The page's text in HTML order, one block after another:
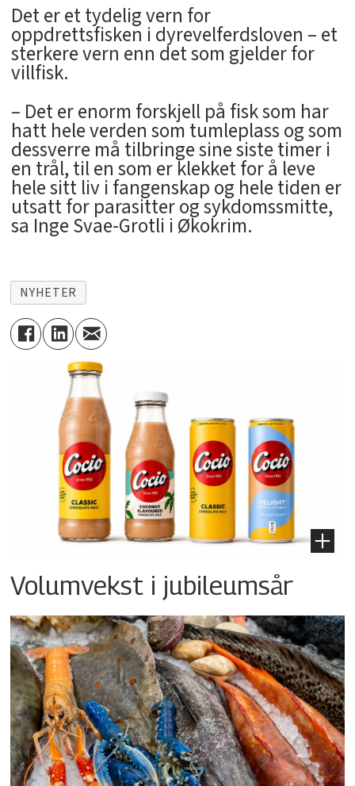
Det er et tydelig vern for
oppdrettsfisken i dyrevelferdsloven – et
sterkere vern enn det som gjelder for
villfisk.
– Det er enorm forskjell på fisk som har
hatt hele verden som tumleplass og som
dessverre må tilbringe sine siste timer i
en trål, til en som er klekket for å leve
hele sitt liv i fangenskap og hele tiden er
utsatt for parasitter og sykdomssmitte,
sa Inge Svae-Grotli i Økokrim.
NYHETER
Volumvekst i jubileumsår